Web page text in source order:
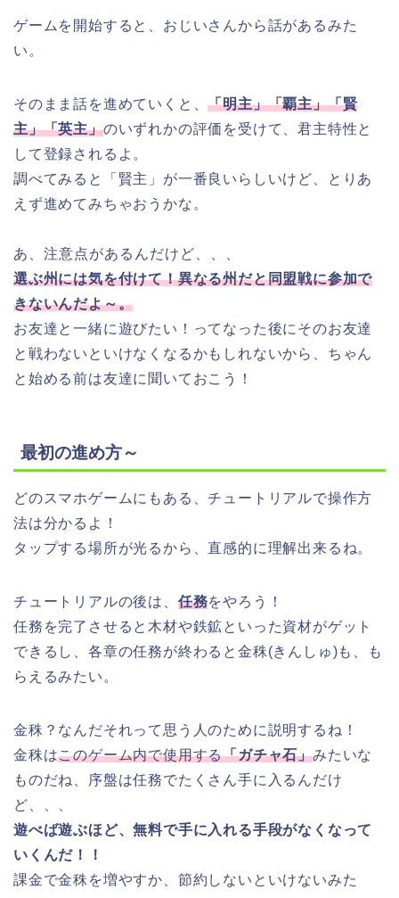
ゲームを開始すると、おじいさんから話があるみた
い。
そのまま話を進めていくと、「明主」「覇主」「賢
主」「英主」のいずれかの評価を受けて、君主特性と
して登録されるよ。
調べてみると「賢主」が一番良いらしいけど、とりあ
えず進めてみちゃおうかな。
あ、注意点があるんだけど、、、
選ぶ州には気を付けて！異なる州だと同盟戦に参加で
きないんだよ～。
お友達と一緒に遊びたい！ってなった後にそのお友達
と戦わないといけなくなるかもしれないから、ちゃん
と始める前は友達に聞いておこう！
最初の進め方～
どのスマホゲームにもある、チュートリアルで操作方
法は分かるよ！
タップする場所が光るから、直感的に理解出来るね。
チュートリアルの後は、 任務をやろう！
任務を完了させると木材や鉄鉱といった資材がゲット
できるし、各章の任務が終わると金秼(きんしゅ)も、も
らえるみたい。
金秼？なんだそれって思う人のために説明するね！
金秼はこのゲーム内で使用する「ガチャ石」みたいな
ものだね、序盤は任務でたくさん手に入るんだけ
ど、、、
遊べば遊ぶほど、無料で手に入れる手段がなくなって
いくんだ！！
課金で金秼を増やすか、節約しないといけないみた